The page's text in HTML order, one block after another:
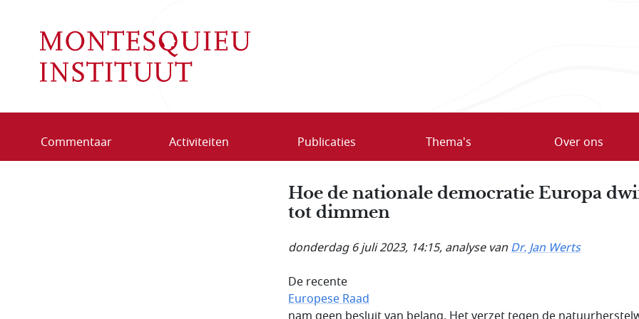
Commentaar Activiteiten Publicaties Thema's Over ons
Hoe de nationale democratie Europa
tot dimmen
donderdag 6 juli 2023, 14:15, analyse vanDr. Jan Werts
De recente
Europese Raad